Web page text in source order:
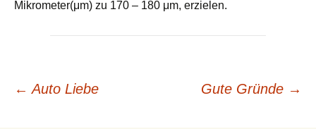
Mikrometer(μm) zu 170 – 180 μm, erzielen.
Beitrags-
← Auto Liebe Gute Gründe →